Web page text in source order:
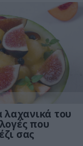
λαχανικά του
που
σας